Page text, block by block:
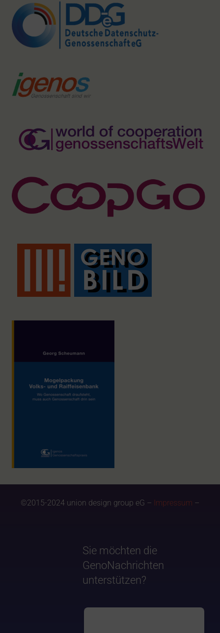
©2015-2024 union design group eG – Impressum –
Sie möchten die
GenoNachrichten
unterstützen?